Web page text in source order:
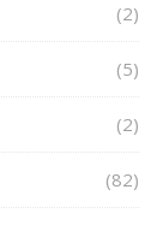
(2)
(5)
(2)
(82)